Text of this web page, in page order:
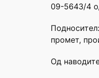
09-5643/4
промет,
Од